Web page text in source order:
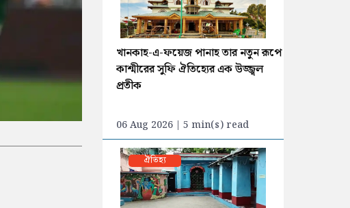
খানকাহ-এ-ফয়েজ পানাহ তার নতুন রূপে
কাশ্মীরের সুফি ঐতিহ্যের এক উজ্জ্বল
প্রতীক
06 Aug 2026 | 5 min(s) read
ঐতিহ্য